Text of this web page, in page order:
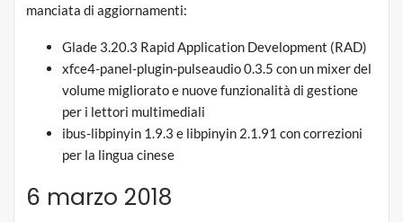
manciata di aggiornamenti:
Glade 3.20.3 Rapid Application Development (RAD)
xfce4-panel-plugin-pulseaudio 0.3.5 con un mixer del
volume migliorato e nuove funzionalità di gestione
per i lettori multimediali
ibus-libpinyin 1.9.3 e libpinyin 2.1.91 con correzioni
per la lingua cinese
6 marzo 2018